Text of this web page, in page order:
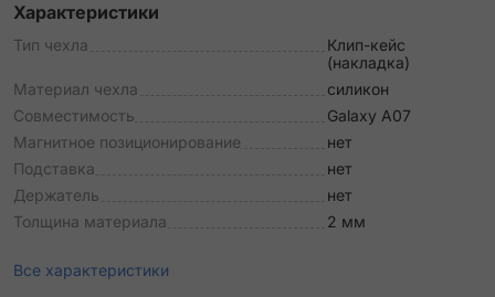
Характеристики
Тип чехла
Клип-кейс
(накладка)
Материал чехла
силикон
Совместимость
Galaxy A07
Магнитное позиционирование
нет
Подставка
нет
Держатель
нет
Толщина материала
2 мм
Все характеристики